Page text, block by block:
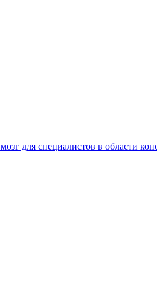
для специалистов в области